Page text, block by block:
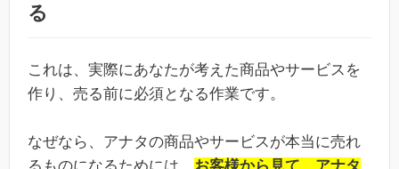
る
これは、実際にあなたが考えた商品やサービスを
作り、売る前に必須となる作業です。
なぜなら、アナタの商品やサービスが本当に売れ